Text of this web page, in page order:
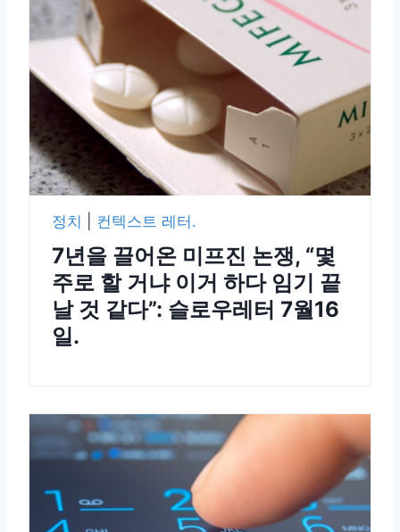
정치 컨텍스트 레터.
7년을 끌어온 미프진 논쟁, “몇
주로 할 거냐 이거 하다 임기 끝
날 것 같다”: 슬로우레터 7월16
일.